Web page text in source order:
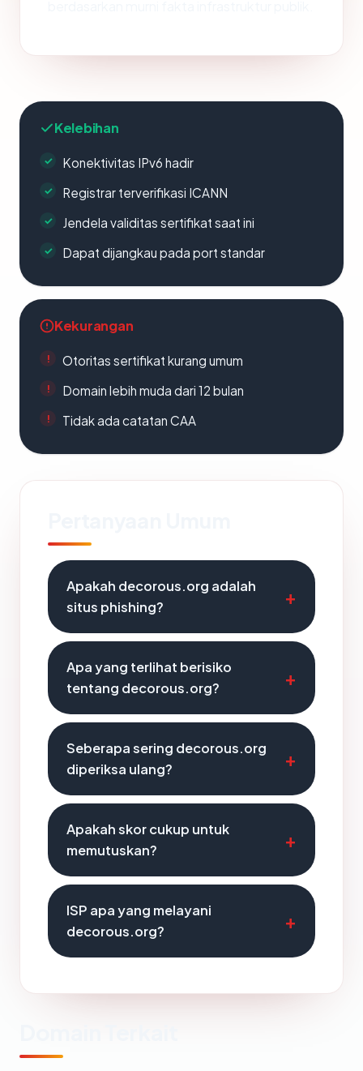
Kelebihan
Konektivitas IPv6 hadir
Registrar terverifikasi ICANN
Jendela validitas sertifikat saat ini
Dapat dijangkau pada port standar
Kekurangan
Otoritas sertifikat kurang umum
Domain lebih muda dari 12 bulan
Tidak ada catatan CAA
Apakah decorous.org adalah
situs phishing?
Apa yang terlihat berisiko
tentang decorous.org?
Seberapa sering decorous.org
diperiksa ulang?
Apakah skor cukup untuk
memutuskan?
ISP apa yang melayani
decorous.org?